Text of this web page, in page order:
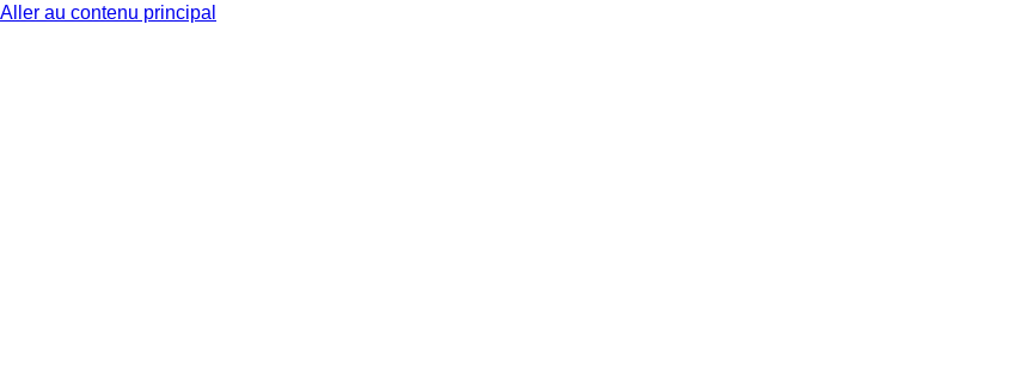
Aller au contenu principal